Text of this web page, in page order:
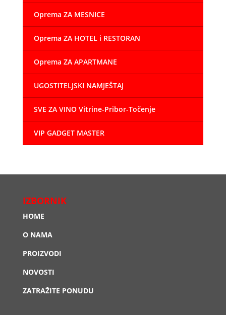
Oprema ZA MESNICE
Oprema ZA HOTEL i RESTORAN
Oprema ZA APARTMANE
UGOSTITELJSKI NAMJEŠTAJ
SVE ZA VINO Vitrine-Pribor-Točenje
VIP GADGET MASTER
IZBORNIK
HOME
O NAMA
PROIZVODI
NOVOSTI
ZATRAŽITE PONUDU